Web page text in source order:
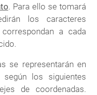
. Para ello se tomará
los caracteres
a cada
se representarán en
los siguientes
de coordenadas.